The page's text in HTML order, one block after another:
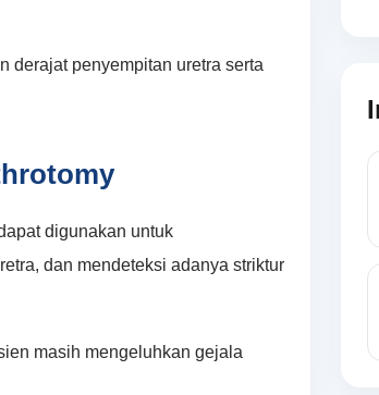
derajat penyempitan uretra serta
digunakan untuk
dan mendeteksi adanya striktur
masih mengeluhkan gejala